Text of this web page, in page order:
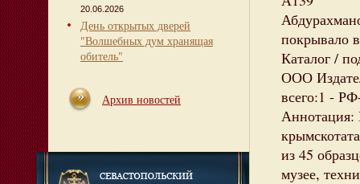
20.06.2026
День открытых дверей
"Волшебных дум хранящая
обитель"
Архив новостей
покрывало
Каталог /
ООО
всего:1 -
Аннотация:
из 45
музее,